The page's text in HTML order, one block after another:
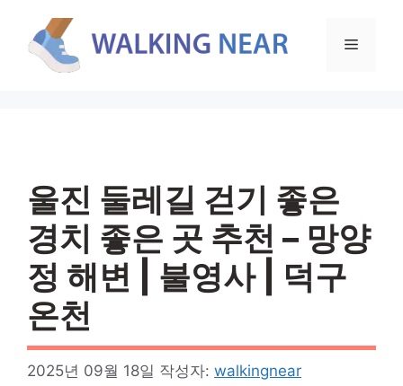
메
울진 둘레길 걷기 좋은
경치 좋은 곳 추천 – 망양
정 해변 | 불영사 | 덕구
온천
2025년 09월 18일 작성자: walkingnear